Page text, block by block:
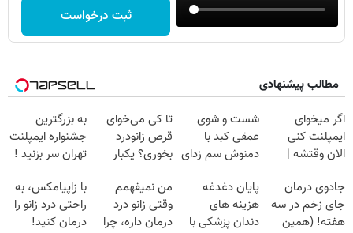
ثبت درخواست
مطالب پیشنهادی
اگر میخوای
ایمپلنت کنی
الان وقتشه |
میلیون تومان!!!
شست و شوی
عمقی کبد با
دمنوش سم زدای
تا کی می‌خوای
قرص زانودرد
بخوری؟ یکبار
کن
به بزرگترین
جشنواره ایمپلنت
تهران سر بزنید !
میلیون !
جادوی درمان
جای زخم در سه
هفته! (همین
پایان دغدغه
هزینه های
دندان پزشکی با
من نمیفهمم
وقتی زانو درد
درمان داره، چرا
با زاپیامکس، به
راحتی درد زانو را
درمان کنید!